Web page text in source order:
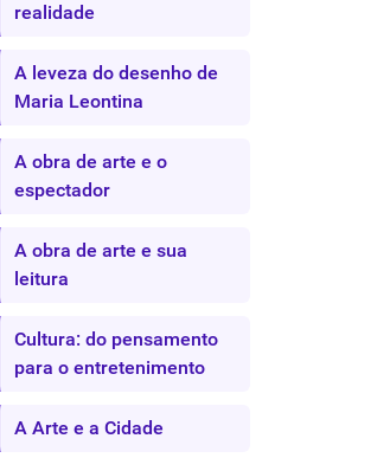
realidade
A leveza do desenho de
Maria Leontina
A obra de arte e o
espectador
A obra de arte e sua
leitura
Cultura: do pensamento
para o entretenimento
A Arte e a Cidade